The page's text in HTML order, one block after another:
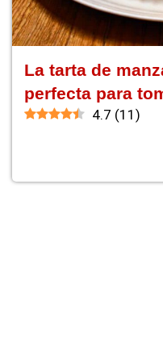
La tarta de
perfecta para
4.7 (11 )